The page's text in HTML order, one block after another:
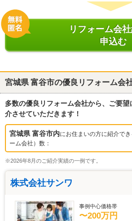
リフォーム会
申込む
宮城県 富谷市の優良リフォーム会
多数の優良リフォーム会社から、ご要
介させていただきます！
宮城県 富谷市内にお住まいの方に紹介で
ーム会社）数：
※2026年8月のご紹介実績の一例です。
株式会社サンワ
事例中心価格帯
〜200万円